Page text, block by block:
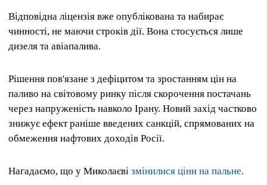
Відповідна ліцензія вже опублікована та набирає
чинності, не маючи строків дії. Вона стосується лише
дизеля та авіапалива.
Рішення пов'язане з дефіцитом та зростанням цін на
паливо на світовому ринку після скорочення постачань
через напруженість навколо Ірану. Новий захід частково
знижує ефект раніше введених санкцій, спрямованих на
обмеження нафтових доходів Росії.
Нагадаємо, що у Миколаєві змінилися ціни на пальне.